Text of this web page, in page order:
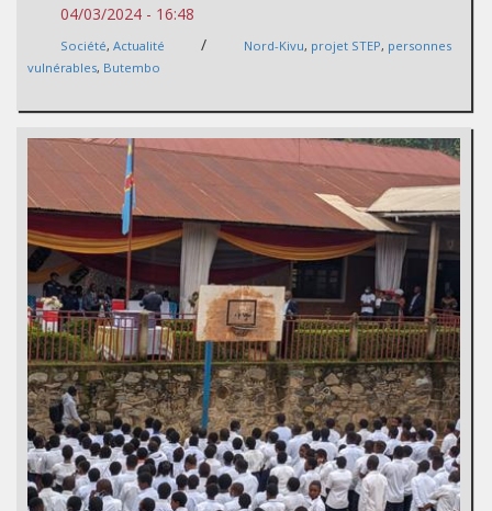
04/03/2024 - 16:48
Société, Actualité / Nord-Kivu, projet STEP, personnes
vulnérables, Butembo